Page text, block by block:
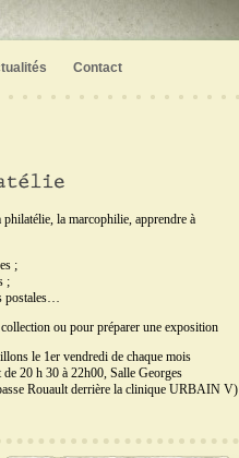
Contact
la marcophilie, apprendre à
;
;
postales…
ou pour préparer une exposition
le 1er vendredi de chaque mois
de 20 h 30 à 22h00, Salle Georges
Rouault derrière la clinique URBAIN V)